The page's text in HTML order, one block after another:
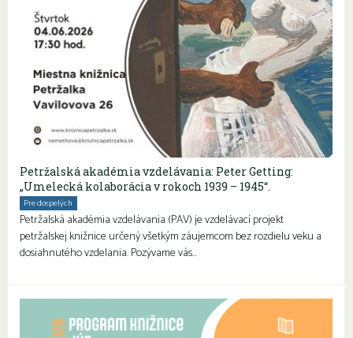
Petržalská akadémia vzdelávania: Peter Getting:
„Umelecká kolaborácia v rokoch 1939 – 1945“.
Pre dospelých
Petržalská akadémia vzdelávania (PAV) je vzdelávací projekt
petržalskej knižnice určený všetkým záujemcom bez rozdielu veku a
dosiahnutého vzdelania. Pozývame vás…